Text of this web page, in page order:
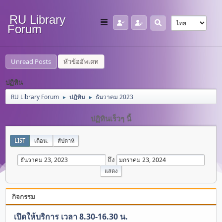
RU Library
Forum
Unread Posts หัวข้ออัพเดท
ปฏิทิน
RU Library Forum ► ปฏิทิน ► ธันวาคม 2023
ปฏิทินเร็วๆ นี้
LIST เดือน: สัปดาห์
ถึง
กิจกรรม
เปิดให้บริการ เวลา 8.30-16.30 น.